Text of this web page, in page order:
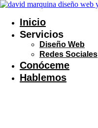
Ir
contenidoInicio
Servicios
Diseño Web
Redes Sociales
Conóceme
Hablemos